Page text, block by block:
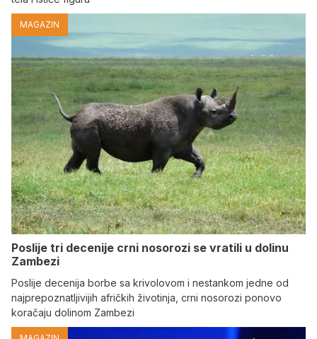
MAGAZIN
Poslije tri decenije crni nosorozi se vratili u dolinu
Zambezi
Poslije decenija borbe sa krivolovom i nestankom jedne od
najprepoznatljivijih afričkih životinja, crni nosorozi ponovo
koračaju dolinom Zambezi